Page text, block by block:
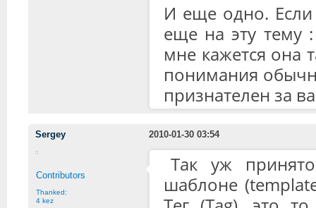
И еще одно.
еще на эту тему :
мне кажется она
понимания
признателен за
Sergey 2010-01-30 03:54
Contributors
Thanked:
4 kez
Так уж
шаблоне